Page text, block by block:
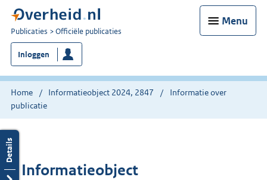
Menu
U
bent
nu
hier:
Publicaties Officiële publicaties
Inloggen
Home Informatieobject 2024, 2847
Informatie over
publicatie
Informatieobject